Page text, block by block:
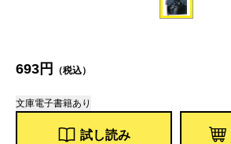
693円 （税込）
文庫電子書籍あり
試し読み